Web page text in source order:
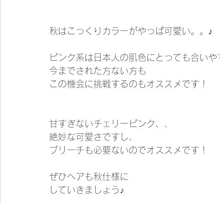
秋はこっくりカラーがやっぱ可愛い。。♪
ピンク系は日本人の肌色にとっても合いや
今までされた方ない方も
この機会に挑戦するのもオススメです！
甘すぎないチェリーピンク、、
絶妙な可愛さですし、
ブリーチも必要ないのでオススメです！
ぜひヘアも秋仕様に
していきましょう♪